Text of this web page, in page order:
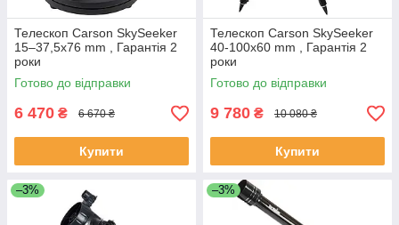
Телескоп Carson SkySeeker
15–37,5x76 mm , Гарантія 2
роки
Готово до відправки
6 470 ₴ 6 670 ₴
Купити
Телескоп Carson SkySeeker
40-100x60 mm , Гарантія 2
роки
Готово до відправки
9 780 ₴ 10 080 ₴
Купити
–3% –3%